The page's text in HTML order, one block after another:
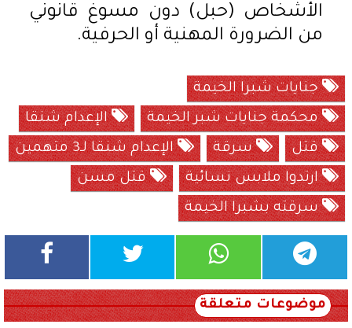
الأشخاص (حبل) دون مسوغ قانوني
من الضرورة المهنية أو الحرفية.
جنايات شبرا الخيمة
محكمة جنايات شبر الخيمة
الإعدام شنقا
قتل
سرقة
الإعدام شنقا لـ3 متهمين
ارتدوا ملابس نسائية
قتل مسن
سرقته بشبرا الخيمة
موضوعات متعلقة